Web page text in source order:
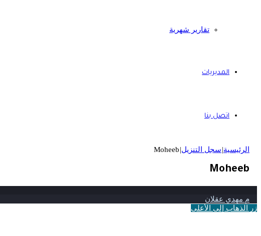
تقارير شهرية
المديريات
اتصل بنا
الرئيسية|سجل التنزيل|
Moheeb
Moheeb
م مهدي عقلان
زر الذهاب إلى الأعلى